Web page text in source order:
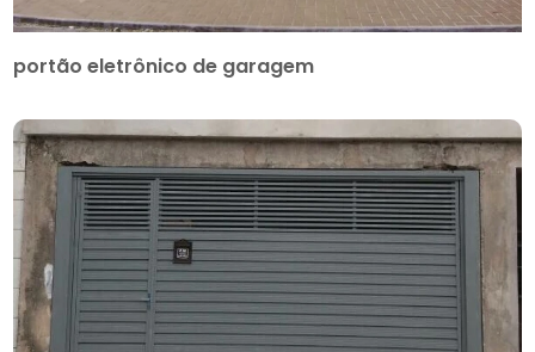
portão eletrônico de garagem